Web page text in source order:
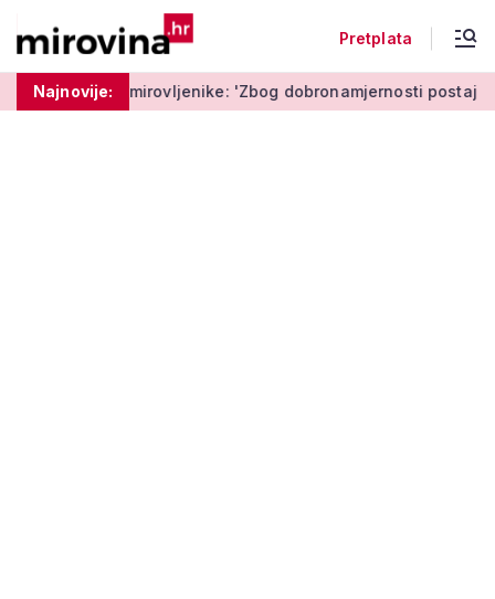
Pretplata
Najnovije:'Zbog dobronamjernosti postaju meta prijevare'